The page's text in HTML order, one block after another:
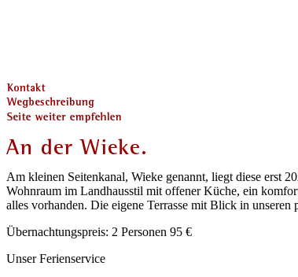
Am kleinen Seitenkanal, Wieke genannt, liegt diese erst
Wohnraum im Landhausstil mit offener Küche, ein
alles vorhanden. Die eigene Terrasse mit Blick in
Übernachtungspreis: 2 Personen 95 €
Unser Ferienservice